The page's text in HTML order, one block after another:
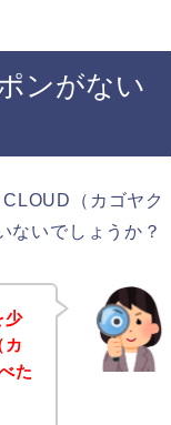
ンがない
（カゴヤク
ないでしょうか？
少
カ
た